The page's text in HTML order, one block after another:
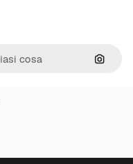
Cerca